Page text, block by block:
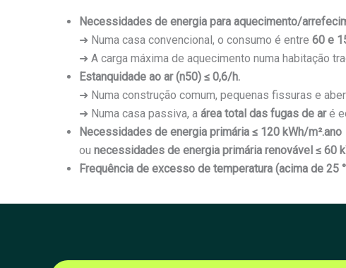
Necessidades de energia para aquecimento/
➜ Numa casa convencional, o consumo é entre 60 e
➜ A carga máxima de aquecimento numa habitação
Estanquidade ao ar (n50) ≤ 0,6/h.
➜ Numa construção comum, pequenas fissuras e
➜ Numa casa passiva, a área total das fugas de aré
Necessidades de energia primária ≤ 120 kWh/m².ano
ou necessidades de energia primária renovável ≤ 60
Frequência de excesso de temperatura (acima de 25